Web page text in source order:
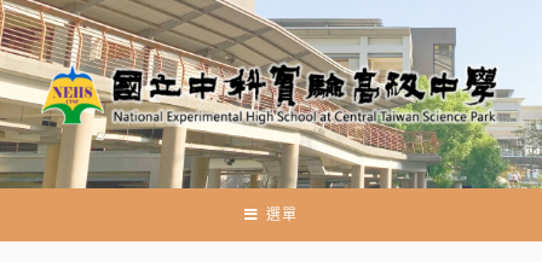
跳
轉
至
主
要
內
選單